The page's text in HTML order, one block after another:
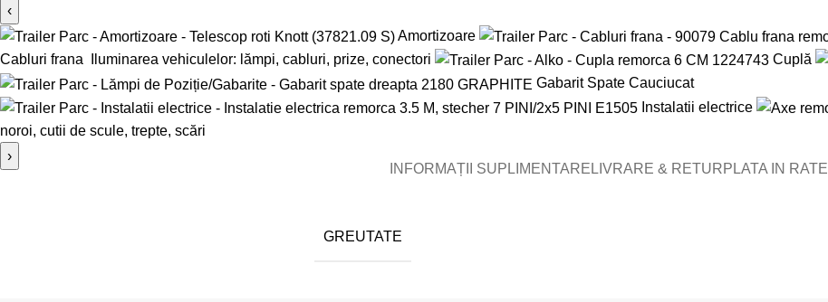
‹
Amortizoare
Cabluri frana
Iluminarea vehiculelor: lămpi, cabluri, prize, conectori Cuplă
Gabarit Spate Cauciucat
Instalatii electrice
noroi, cutii de scule, trepte, scări
›
INFORMAȚII SUPLIMENTARE LIVRARE & RETURPLATA IN RATE
GREUTATE